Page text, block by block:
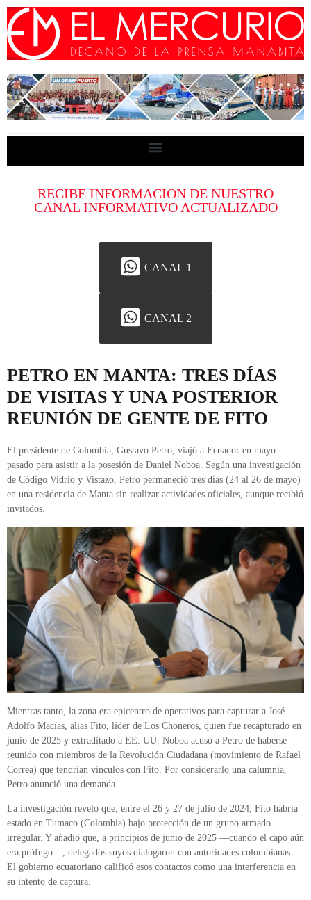
RECIBE INFORMACION DE NUESTRO
CANAL INFORMATIVO ACTUALIZADO
CANAL 1
CANAL 2
PETRO EN MANTA: TRES DÍAS
DE VISITAS Y UNA POSTERIOR
REUNIÓN DE GENTE DE FITO
El presidente de Colombia, Gustavo Petro, viajó a Ecuador en mayo
pasado para asistir a la posesión de Daniel Noboa. Según una investigación
de Código Vidrio y Vistazo, Petro permaneció tres días (24 al 26 de mayo)
en una residencia de Manta sin realizar actividades oficiales, aunque recibió
invitados.
Mientras tanto, la zona era epicentro de operativos para capturar a José
Adolfo Macías, alias Fito, líder de Los Choneros, quien fue recapturado en
junio de 2025 y extraditado a EE. UU. Noboa acusó a Petro de haberse
reunido con miembros de la Revolución Ciudadana (movimiento de Rafael
Correa) que tendrían vínculos con Fito. Por considerarlo una calumnia,
Petro anunció una demanda.
La investigación reveló que, entre el 26 y 27 de julio de 2024, Fito habría
estado en Tumaco (Colombia) bajo protección de un grupo armado
irregular. Y añadió que, a principios de junio de 2025 —cuando el capo aún
era prófugo—, delegados suyos dialogaron con autoridades colombianas.
El gobierno ecuatoriano calificó esos contactos como una interferencia en
su intento de captura.